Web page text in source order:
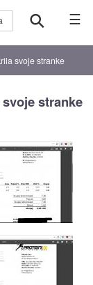
☰
svoje stranke
stranke